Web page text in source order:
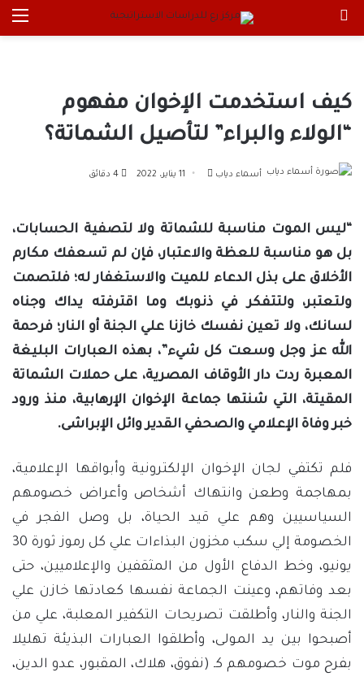
كيف استخدمت الإخوان مفهوم
“الولاء والبراء” لتأصيل الشماتة؟
أسماء دياب
أرسل 11 يناير، 2022
“ليس الموت مناسبة للشماتة ولا لتصفية الحسابات،
بل هو مناسبة للعظة والاعتبار، فإن لم تسعفك مكارم
الأخلاق على بذل الدعاء للميت والاستغفار له؛ فلتصمت
ولتعتبر، ولتتفكر في ذنوبك وما اقترفته يداك وجناه
لسانك، ولا تعين نفسك خازنا علي الجنة أو النار؛ فرحمة
الله عز وجل وسعت كل شيء”، بهذه العبارات البليغة
المعبرة ردت دار الأوقاف المصرية، على حملات الشماتة
المقيتة، التي شنتها جماعة الإخوان الإرهابية، منذ ورود
خبر وفاة الإعلامي والصحفي القدير وائل الإبراشى.
فلم تكتفي لجان الإخوان الإلكترونية وأبواقها الإعلامية،
بمهاجمة وطعن وانتهاك أشخاص وأعراض خصومهم
السياسيين وهم علي قيد الحياة، بل وصل الفجر في
الخصومة إلي سكب مخزون البذاءات علي كل رموز ثورة 30
يونيو، وخط الدفاع الأول من المثقفين والإعلاميين، حتى
بعد وفاتهم، وعينت الجماعة نفسها كعادتها خازن علي
الجنة والنار، وأطلقت تصريحات التكفير المعلبة، علي من
أصبحوا بين يد المولى، وأطلقوا العبارات البذيئة تهليلا
بفرح موت خصومهم كـ (نفوق، هلاك، المقبور، عدو الدين،